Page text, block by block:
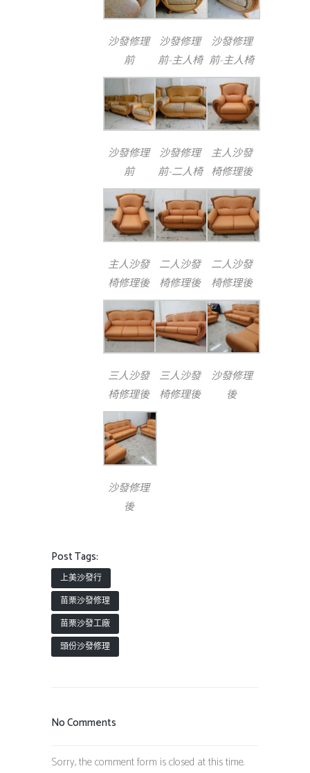
沙發修理
前
沙發修理
前-主人椅
沙發修理
前-主人椅
沙發修理
前
沙發修理
前-二人椅
主人沙發
椅修理後
主人沙發
椅修理後
二人沙發
椅修理後
二人沙發
椅修理後
三人沙發
椅修理後
三人沙發
椅修理後
沙發修理
後
沙發修理
後
Post Tags:
上美沙發行
苗栗沙發修理
苗栗沙發工廠
頭份沙發修理
No Comments
Sorry, the comment form is closed at this time.